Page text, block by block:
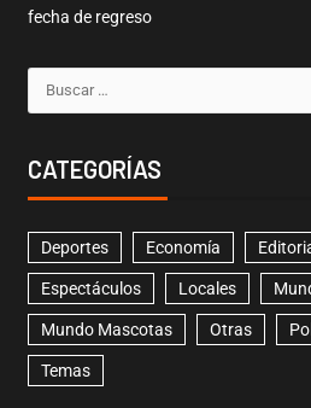
fecha de regreso
CATEGORÍAS
Deportes Economía
Espectáculos Locales
Mundo Mascotas Otras
Temas